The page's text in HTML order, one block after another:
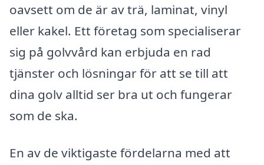
oavsett om de är av trä, laminat, vinyl
eller kakel. Ett företag som specialiserar
sig på golvvård kan erbjuda en rad
tjänster och lösningar för att se till att
dina golv alltid ser bra ut och fungerar
som de ska.
En av de viktigaste fördelarna med att